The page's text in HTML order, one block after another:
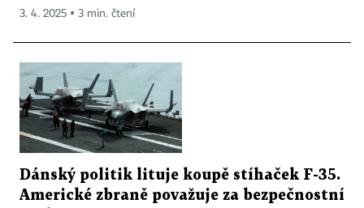
3. 4. 2025 ▪ 3 min. čtení
Dánský politik lituje koupě stíhaček F-35.
Americké zbraně považuje za bezpečnostní